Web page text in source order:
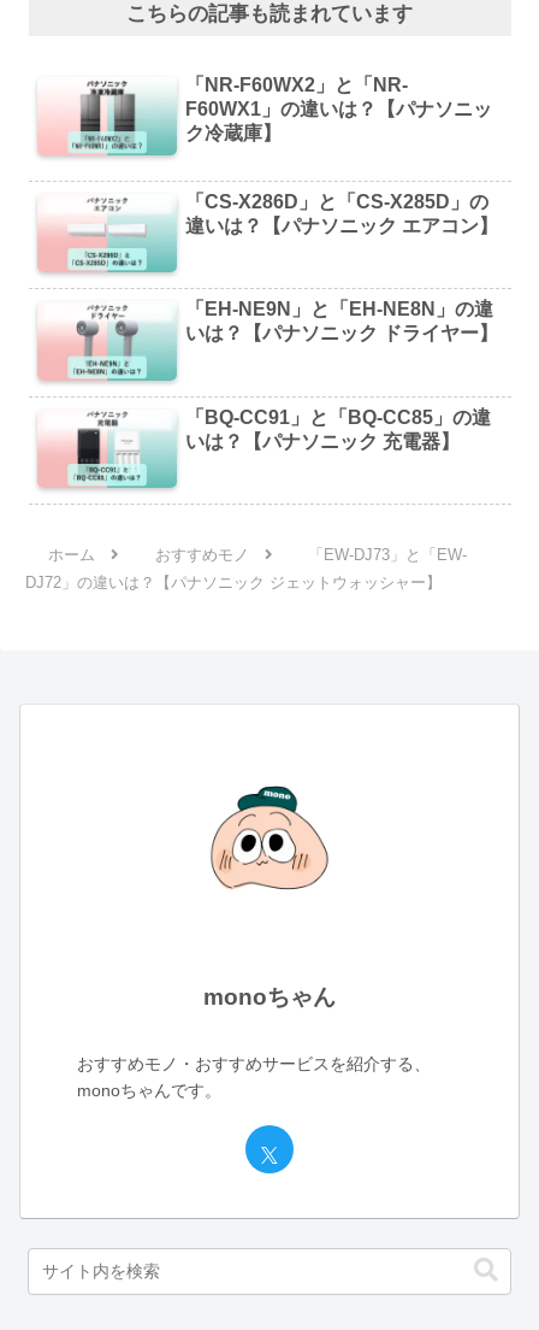
こちらの記事も読まれています
「NR-F60WX2」と「NR-
F60WX1」の違いは？【パナソニッ
ク冷蔵庫】
「CS-X286D」と「CS-X285D」の
違いは？【パナソニック エアコン】
「EH-NE9N」と「EH-NE8N」の違
いは？【パナソニック ドライヤー】
「BQ-CC91」と「BQ-CC85」の違
いは？【パナソニック 充電器】
ホーム おすすめモノ
「EW-DJ73」と「EW-
DJ72」の違いは？【パナソニック ジェットウォッシャー】
monoちゃん
おすすめモノ・おすすめサービスを紹介する、
monoちゃんです。